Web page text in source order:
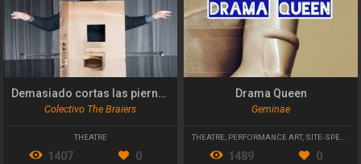
Demasiado cortas las piernas
Colectivo The Braiers
THEATRE
1407 0
Drama Queen
Geminae
THEATRE PERFORMANCE ART, SITE-SPECIFIC
1489 0